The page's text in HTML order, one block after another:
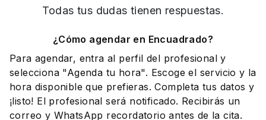
Todas tus dudas tienen respuestas.
¿Cómo agendar en Encuadrado?
Para agendar, entra al perfil del profesional y
selecciona "Agenda tu hora". Escoge el servicio y la
hora disponible que prefieras. Completa tus datos y
¡listo! El profesional será notificado. Recibirás un
correo y WhatsApp recordatorio antes de la cita.